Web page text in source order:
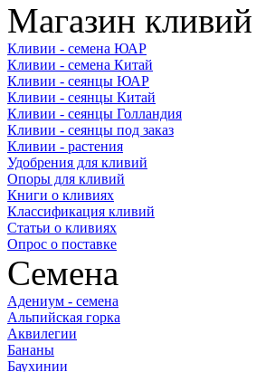
Магазин кливий
Кливии - семена ЮАР
Кливии - семена Китай
Кливии - сеянцы ЮАР
Кливии - сеянцы Китай
Кливии - сеянцы Голландия
Кливии - сеянцы под заказ
Кливии - растения
Удобрения для кливий
Опоры для кливий
Книги о кливиях
Классификация кливий
Статьи о кливиях
Опрос о поставке
Семена
Адениум - семена
Альпийская горка
Аквилегии
Бананы
Баухинии